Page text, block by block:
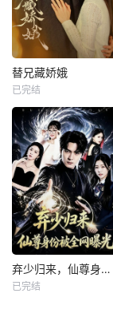
替兄藏娇娥
已完结
弃少归来，仙尊身份被全网曝光
已完结